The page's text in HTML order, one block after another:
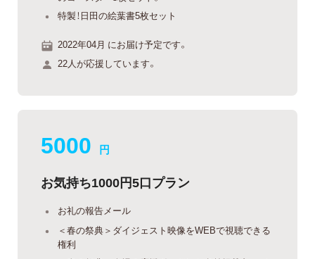
特製！日田の絵葉書5枚セット
2022年04月 にお届け予定です。
22人が応援しています。
5000 円
お気持ち1000円5口プラン
お礼の報告メール
＜春の祭典＞ダイジェスト映像をWEBで視聴できる
権利